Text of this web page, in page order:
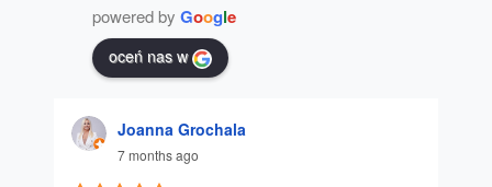
powered by Google
oceń nas w
Joanna Grochala
7 months ago